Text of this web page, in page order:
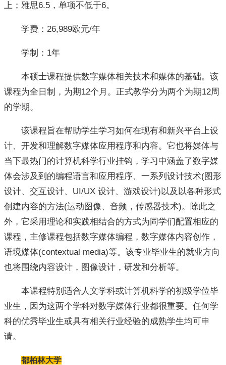
上；雅思6.5，单项不低于6。
学费：26,989欧元/年
学制：1年
本硕士课程提供数字媒体相关技术和媒体的基础。该
课程为全日制，为期12个月。正式教学分为两个为期12周
的学期。
该课程旨在帮助学生学习如何在现有和新兴平台上设
计、开发和理解数字媒体应用程序和内容。它也将媒体与
当下最热门的计算机科学行业挂钩，学习中涵盖了数字媒
体会涉及到的编程语言和应用程序、一系列设计技术(图形
设计、交互设计、UI/UX 设计、游戏设计)以及以各种形式
创建内容的方法(运动图像、音频，传感器技术)。除此之
外，它采用理论和实践相结合的方式为同学们配置相应的
课程，主修课程包括数字媒体编程，数字媒体内容创作，
语境媒体(contextual media)等。该专业毕业生的就业方向
也将围绕内容设计，图像设计，研发和分析等。
本课程特别适合人文学科或计算机科学的初级学位毕
业生，因为这两个学科对数字媒体行业都很重要。任何学
科的优秀毕业生或具有相关行业经验的成熟学生均可申
请。
都柏林大学